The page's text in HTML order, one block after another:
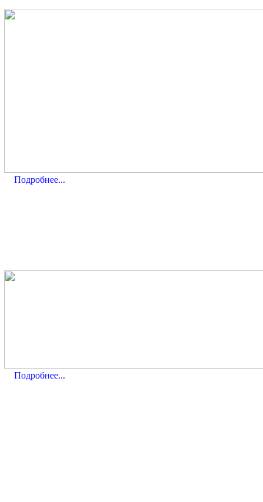
Подробнее...
Подробнее...